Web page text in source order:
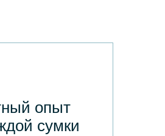
опыт
сумки